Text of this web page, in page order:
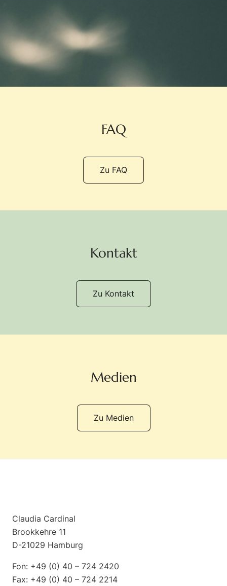
FAQ
Zu FAQ
Kontakt
Zu Kontakt
Medien
Zu Medien
Claudia Cardinal
Brookkehre 11
D-21029 Hamburg
Fon: +49 (0) 40 – 724 2420
Fax: +49 (0) 40 – 724 2214